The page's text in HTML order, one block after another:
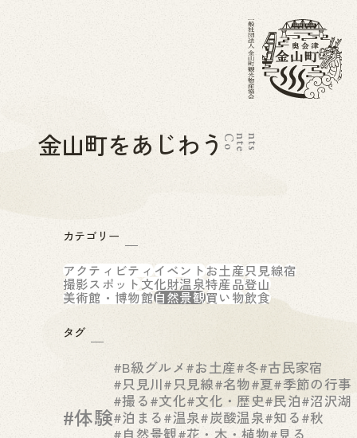
金山町をあじわうC
o
n
t
e
n
t s
カテゴリー
アクティビティイベントお土産只見線宿
撮影スポット文化財温泉特産品登山
美術館・博物館自然景観買い物飲食
タグ
#体験
#B級グルメ #お土産#冬#古民家宿
#只見川#只見線#名物#夏#季節の行事
#撮る#文化#文化・歴史#民泊#沼沢湖
#泊まる#温泉#炭酸温泉#知る#秋
#自然景観#花・木・植物#見る